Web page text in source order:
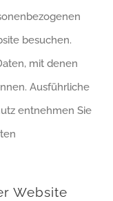
besuchen.
mit denen
Ausführliche
entnehmen Sie
Website